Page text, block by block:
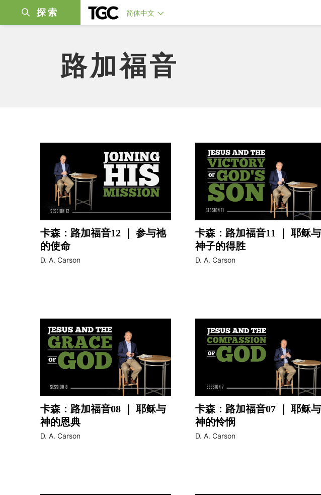
探索 简体中文
路加福音
video
卡森：路加福音12 ｜ 参与祂
的使命
D. A. Carson
video
卡森：路加福音11 ｜ 耶稣与
神子的得胜
D. A. Carson
video
卡森：路加福音08 ｜ 耶稣与
神的恩典
D. A. Carson
video
卡森：路加福音07 ｜ 耶稣与
神的怜悯
D. A. Carson